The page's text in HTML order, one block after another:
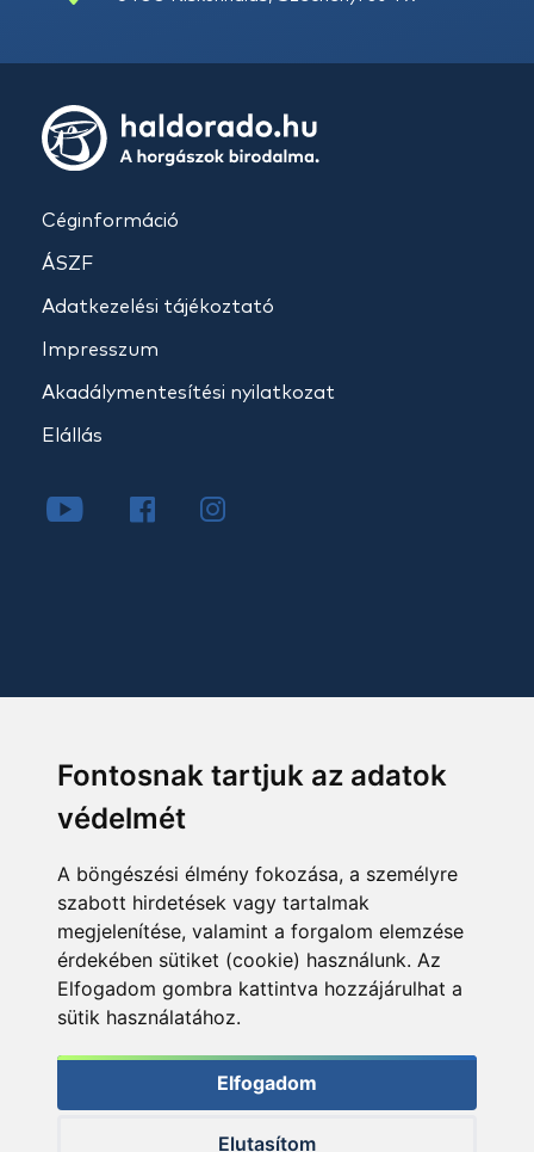
Fontosnak tartjuk az adatok
védelmét
A böngészési élmény fokozása, a személyre
szabott hirdetések vagy tartalmak
megjelenítése, valamint a forgalom elemzése
érdekében sütiket (cookie) használunk. Az
Elfogadom gombra kattintva hozzájárulhat a
sütik használatához.
Elfogadom
Elutasítom
Céginformáció
ÁSZF
Adatkezelési tájékoztató
Impresszum
Akadálymentesítési nyilatkozat
Elállás